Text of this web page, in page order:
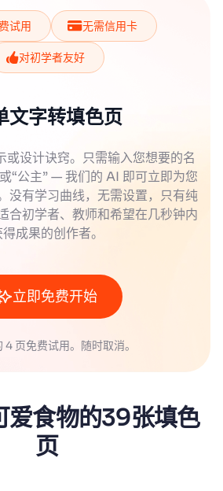
试用 无需信用卡
对初学者友好
文字转填色页
或设计诀窍。只需输入您想要的名
“公主” — 我们的 AI 即可立即为您
没有学习曲线，无需设置，只有纯
合初学者、教师和希望在几秒钟内
得成果的创作者。
立即免费开始
4 页免费试用。随时取消。
爱食物的39张填色
页